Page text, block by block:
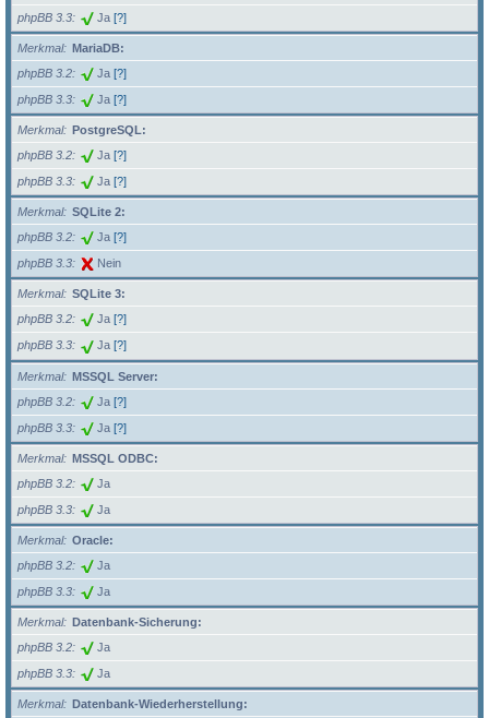
phpBB 3.3 Ja [?]
Merkmal
MariaDB:
phpBB 3.2
Ja [?]
phpBB 3.3 Ja [?]
Merkmal
PostgreSQL:
phpBB 3.2
Ja [?]
phpBB 3.3 Ja [?]
Merkmal
SQLite 2:
phpBB 3.2
Ja [?]
phpBB 3.3 Nein
Merkmal
SQLite 3:
phpBB 3.2
Ja [?]
phpBB 3.3 Ja [?]
Merkmal
MSSQL Server:
phpBB 3.2
Ja [?]
phpBB 3.3 Ja [?]
Merkmal
MSSQL ODBC:
phpBB 3.2
Ja
phpBB 3.3 Ja
Merkmal
Oracle:
phpBB 3.2
Ja
phpBB 3.3 Ja
Merkmal
Datenbank-Sicherung:
phpBB 3.2
Ja
phpBB 3.3 Ja
Merkmal
Datenbank-Wiederherstellung: